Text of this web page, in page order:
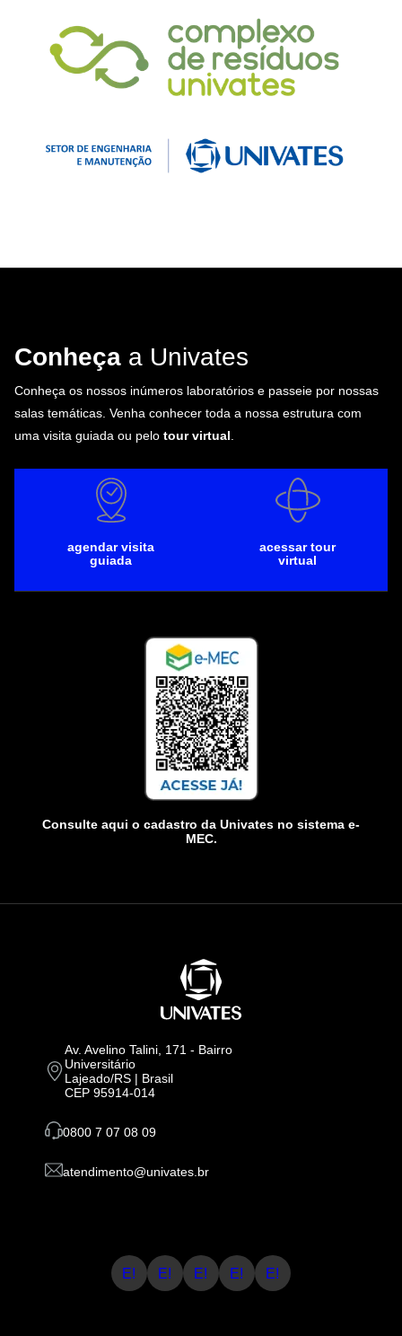
Conheça a Univates
Conheça os nossos inúmeros laboratórios e passeie por nossas
salas temáticas. Venha conhecer toda a nossa estrutura com
uma visita guiada ou pelo tour virtual.
agendar visita
guiada
acessar tour
virtual
Consulte aqui o cadastro da Univates no sistema e-
MEC.
Av. Avelino Talini, 171 - Bairro
Universitário
Lajeado/RS | Brasil
CEP 95914-014
0800 7 07 08 09
atendimento@univates.br
E! E! E! E! E!